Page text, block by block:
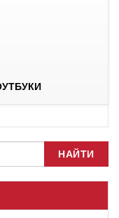
НАЙТИ